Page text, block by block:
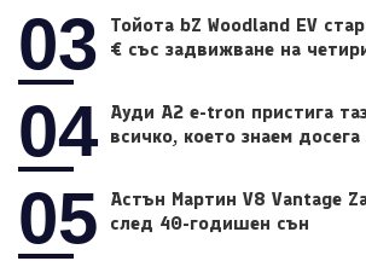
03
Тойота bZ Woodland EV
€ със задвижване на
04 Ауди A2 e-tron пристига
всичко, което знаем досега
05
Астън Мартин V8 Vantage
след 40-годишен сън